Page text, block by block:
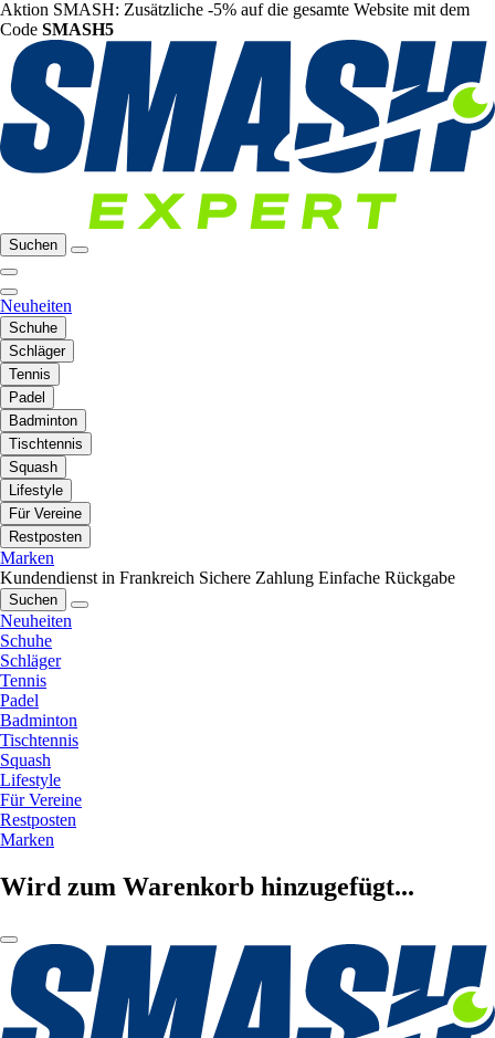
Aktion SMASH: Zusätzliche -5% auf die gesamte Website mit dem
Code SMASH5
Suchen
Neuheiten
Schuhe
Schläger
Tennis
Padel
Badminton
Tischtennis
Squash
Lifestyle
Für Vereine
Restposten
Marken
Kundendienst in Frankreich Sichere Zahlung Einfache Rückgabe
Suchen
Neuheiten
Schuhe
Schläger
Tennis
Padel
Badminton
Tischtennis
Squash
Lifestyle
Für Vereine
Restposten
Marken
Wird zum Warenkorb hinzugefügt...